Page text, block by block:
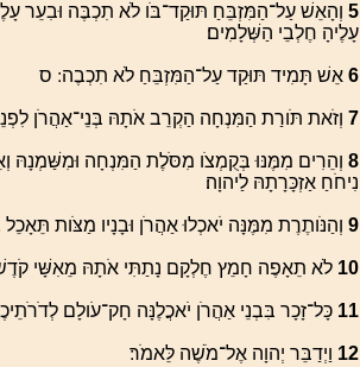
‮5 וְהָאֵשׁ עַל־הַמִּזְבֵּחַ תּוּקַד־בֹּו לֹא תִכְבֶּה וּבִעֵר
עָלֶיהָ חֶלְבֵי הַשְּׁלָמִים׃
‮6 אֵשׁ תָּמִיד תּוּקַד עַל־הַמִּזְבֵּחַ לֹא תִכְבֶה ׃ ס
‮7 וְזֹאת תֹּורַת הַמִּנְחָה הַקְרֵב אֹתָהּ בְּנֵי־אַהֲרֹן לִפְנֵי
‮8 וְהֵרִים מִמֶּנּוּ בְּקֻמְצֹו מִסֹּלֶת הַמִּנְחָה וּמִשַּׁמְנָהּ
נִיחֹחַ אַזְכָּרָתָהּ לַיהוָה׃
‮9 וְהַנֹּותֶרֶת מִמֶּנָּה יֹאכְלוּ אַהֲרֹן וּבָנָיו מַצֹּות
‮01 לֹא תֵאָפֶה חָמֵץ חֶלְקָם נָתַתִּי אֹתָהּ מֵאִשָּׁי
‮11 כָּל־זָכָר בִּבְנֵי אַהֲרֹן יֹאכֲלֶנָּה חָק־עֹולָם
‮21 וַיְדַבֵּר יְהוָה אֶל־מֹשֶׁה לֵּאמֹר׃